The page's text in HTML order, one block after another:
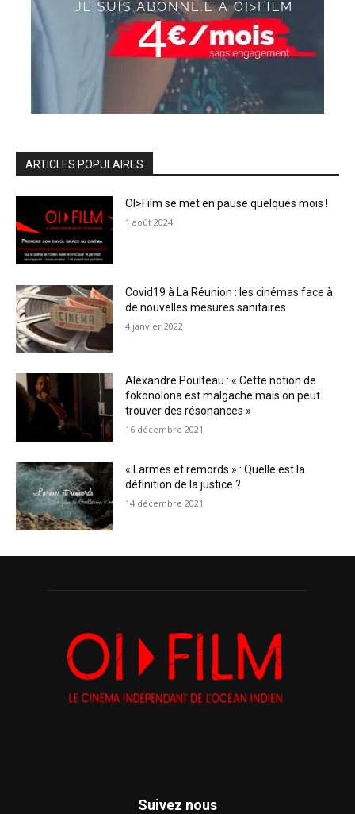
ARTICLES POPULAIRES
OI>Film se met en pause quelques mois !
1 août 2024
Covid19 à La Réunion : les cinémas face à
de nouvelles mesures sanitaires
4 janvier 2022
Alexandre Poulteau : « Cette notion de
fokonolona est malgache mais on peut
trouver des résonances »
16 décembre 2021
« Larmes et remords » : Quelle est la
définition de la justice ?
14 décembre 2021
Suivez nous